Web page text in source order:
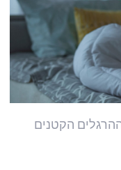
הקטנים